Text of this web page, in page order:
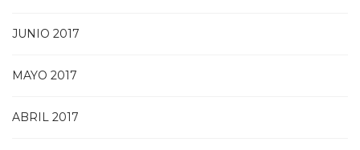
JUNIO 2017
MAYO 2017
ABRIL 2017